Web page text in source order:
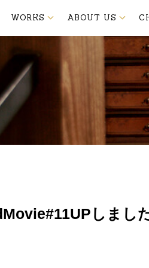
WORKS ABOUT US
しまし